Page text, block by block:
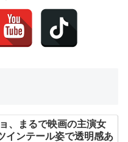
、まるで映画の主演女
インテール姿で透明感あ